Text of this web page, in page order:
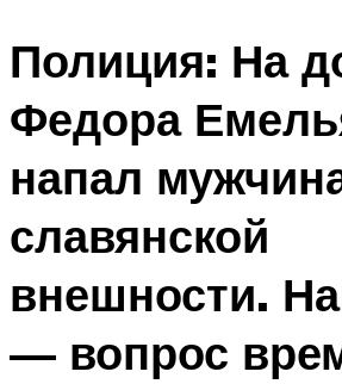
Полиция: На
Федора
напал
славянской
внешности.
— вопрос